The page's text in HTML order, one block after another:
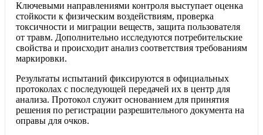
Ключевыми направлениями контроля выступает оценка
стойкости к физическим воздействиям, проверка
токсичности и миграции веществ, защита пользователя
от травм. Дополнительно исследуются потребительские
свойства и происходит анализ соответствия требованиям
маркировки.
Результаты испытаний фиксируются в официальных
протоколах с последующей передачей их в центр для
анализа. Протокол служит основанием для принятия
решения по регистрации разрешительного документа на
оправы для очков.